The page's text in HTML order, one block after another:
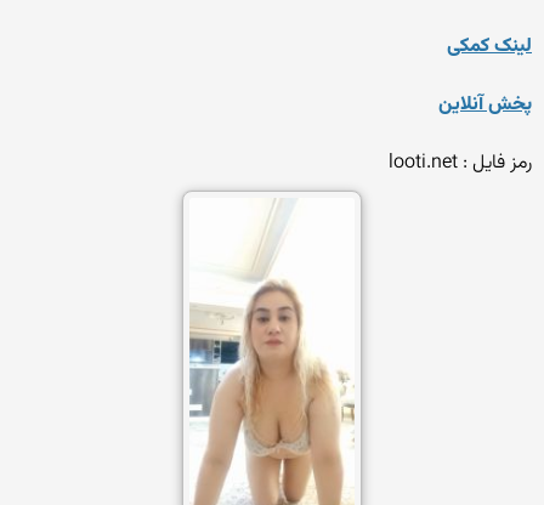
لینک کمکی
پخش آنلاین
رمز فایل : looti.net